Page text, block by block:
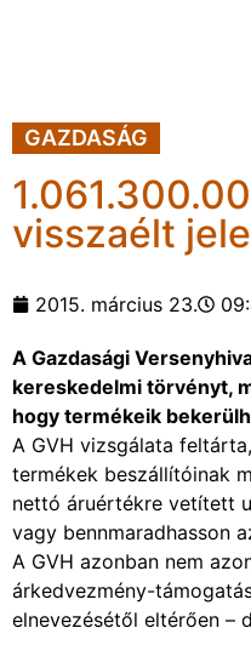
GAZDASÁG
visszaélt
2015. március 23.
A Gazdasági
kereskedelmi törvényt,
hogy termékeik
A GVH vizsgálata
termékek beszállítóinak
nettó áruértékre vetített
vagy bennmaradhasson
A GVH azonban nem
árkedvezmény-
elnevezésétől eltérően –